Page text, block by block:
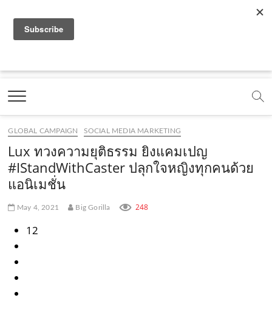
a
e
b
o
o
k
.
c
o
o
t
b
e
.
c
o
.
o
e
m
e
t
g
r
a
.
t
k
.
c
m
Marketing Oops!
DIGITAL | CREATIVE | ADVERTISING | CAMPAIGN |
GLOBAL CAMPAIGN SOCIAL MEDIA MARKETING
Lux ทวงความยุติธรรม ยิงแคมเปญ
#IStandWithCaster ปลุกใจหญิงทุกคนด้วย
แอนิเมชั่น
May 4, 2021 Big Gorilla 248
12